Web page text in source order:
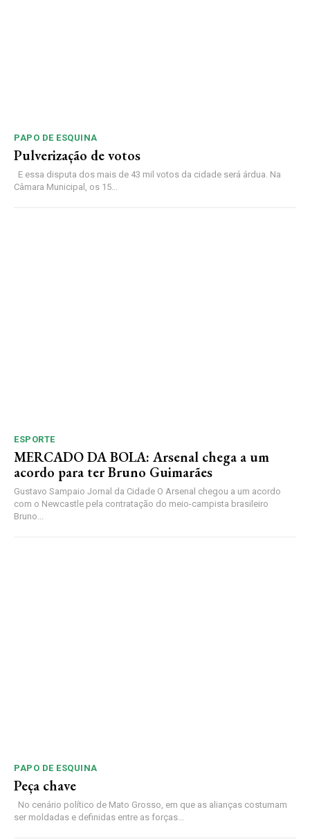
PAPO DE ESQUINA
Pulverização de votos
E essa disputa dos mais de 43 mil votos da cidade será árdua. Na
Câmara Municipal, os 15...
ESPORTE
MERCADO DA BOLA: Arsenal chega a um
acordo para ter Bruno Guimarães
Gustavo Sampaio Jornal da Cidade O Arsenal chegou a um acordo
com o Newcastle pela contratação do meio-campista brasileiro
Bruno...
PAPO DE ESQUINA
Peça chave
No cenário político de Mato Grosso, em que as alianças costumam
ser moldadas e definidas entre as forças...